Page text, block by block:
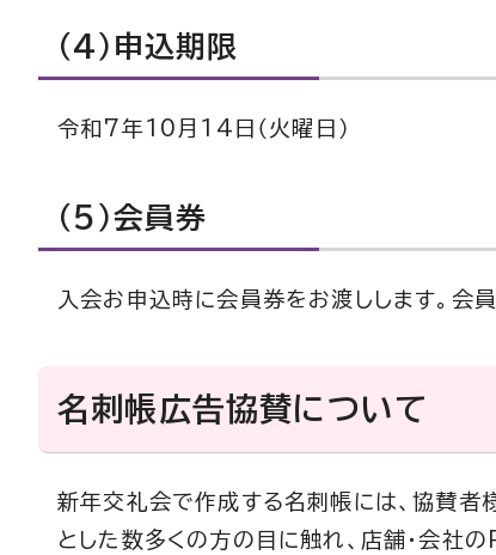
（4）申込期限
令和7年10月14日（火曜日）
（5）会員券
入会お申込時に会員券をお渡しします。会
名刺帳広告協賛について
新年交礼会で作成する名刺帳には、協賛
とした数多くの方の目に触れ、店舗・会社